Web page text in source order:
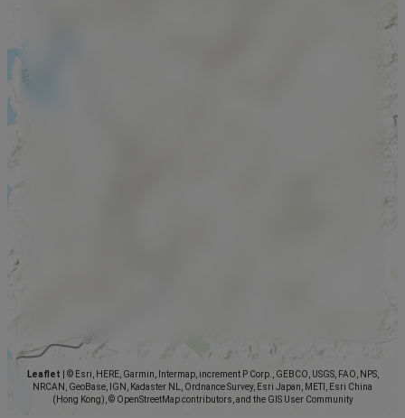
Leaflet
© Esri, HERE, Garmin, Intermap, increment P Corp., GEBCO, USGS, FAO, NPS,
NRCAN, GeoBase, IGN, Kadaster NL, Ordnance Survey, Esri Japan, METI, Esri China
(Hong Kong), © OpenStreetMap contributors, and the GIS User Community